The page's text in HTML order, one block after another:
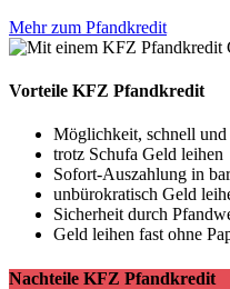
Mehr zum Pfandkredit
Vorteile KFZ Pfandkredit
Möglichkeit, schnell
trotz Schufa Geld leihen
Sofort-Auszahlung in
unbürokratisch Geld
Sicherheit durch
Geld leihen fast ohne
Nachteile KFZ Pfandkredit